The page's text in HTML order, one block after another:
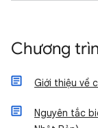
Chương
Giới thiệu về
Nguyên tắc